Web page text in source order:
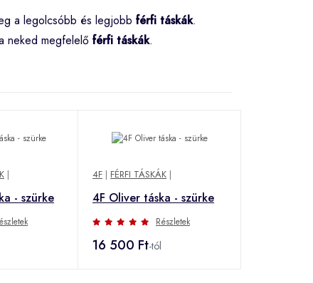
a legolcsóbb és legjobb férfi táskák.
neked megfelelő férfi táskák.
|
- szürke
4F | FÉRFI TÁSKÁK |
4F Oliver táska - szürke
Részletek
16 500 Ft-tól